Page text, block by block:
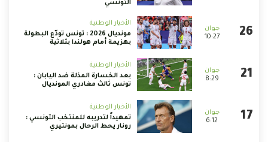
التونسي
10:27
الأخبار الوطنية
مونديال 2026 : تونس تودّع البطولة
بهزيمة أمام هولندا بثلاثية
8:29
الأخبار الوطنية
بعد الخسارة المذلة ضد اليابان :
تونس ثالث مغادري المونديال
6:12
الأخبار الوطنية
تمهيداً لتدريبه للمنتخب التونسي :
رونار يحط الرحال بمونتيري